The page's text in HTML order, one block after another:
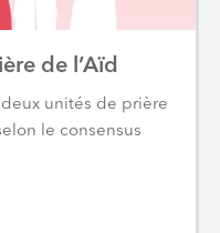
de l’Aïd
unités de prière
le consensus